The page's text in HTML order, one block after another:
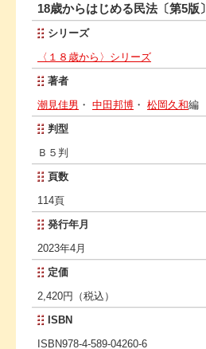
18歳からはじめる民法〔第5版〕
シリーズ
〈１８歳から〉シリーズ
著者
潮見佳男 ・ 中田邦博 ・ 松岡久和編
判型
Ｂ５判
頁数
114頁
発行年月
2023年4月
定価
2,420円（税込）
ISBN
ISBN978-4-589-04260-6